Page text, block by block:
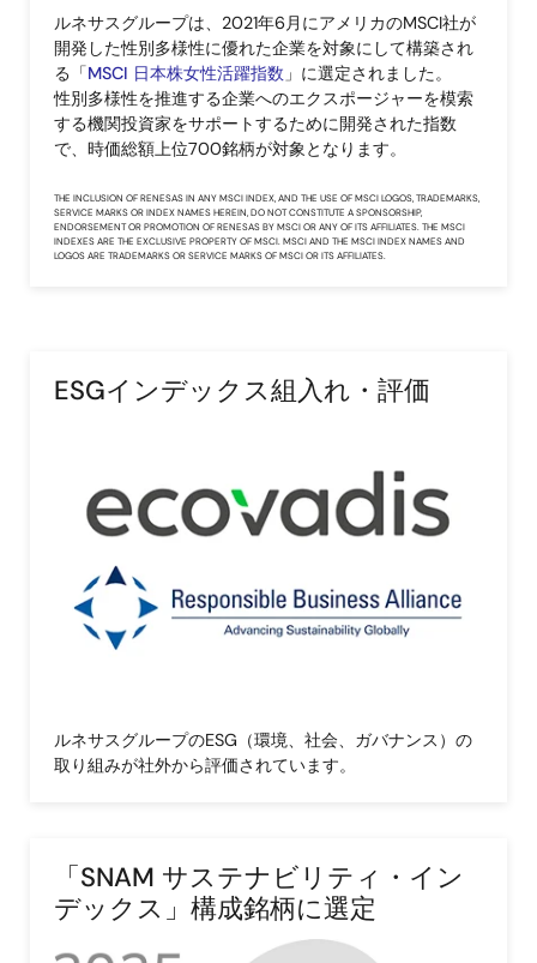
ルネサスグループは、2021年6月にアメリカのMSCI社が
開発した性別多様性に優れた企業を対象にして構築され
る「MSCI 日本株女性活躍指数 」に選定されました。
性別多様性を推進する企業へのエクスポージャーを模索
する機関投資家をサポートするために開発された指数
で、時価総額上位700銘柄が対象となります。
THE INCLUSION OF RENESAS IN ANY MSCI INDEX, AND THE USE OF MSCI LOGOS, TRADEMARKS,
SERVICE MARKS OR INDEX NAMES HEREIN, DO NOT CONSTITUTE A SPONSORSHIP,
ENDORSEMENT OR PROMOTION OF RENESAS BY MSCI OR ANY OF ITS AFFILIATES. THE MSCI
INDEXES ARE THE EXCLUSIVE PROPERTY OF MSCI. MSCI AND THE MSCI INDEX NAMES AND
LOGOS ARE TRADEMARKS OR SERVICE MARKS OF MSCI OR ITS AFFILIATES.
ESGインデックス組入れ・評価
ルネサスグループのESG（環境、社会、ガバナンス）の
取り組みが社外から評価されています。
「SNAM サステナビリティ・イン
デックス」構成銘柄に選定
画